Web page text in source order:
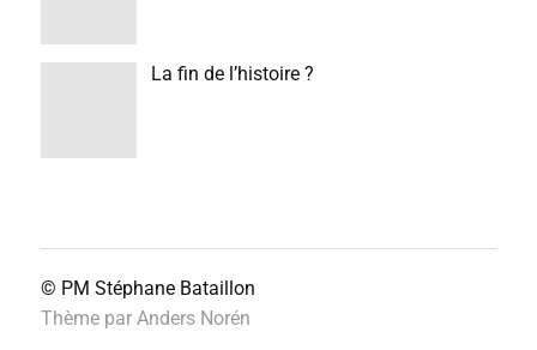
La fin de l’histoire ?
© PM Stéphane Bataillon
Thème par Anders Norén